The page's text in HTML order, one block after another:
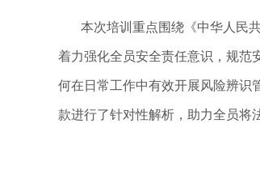
本次培训重点围绕《中华人民
着力强化全员安全责任意识，规范
何在日常工作中有效开展风险辨识
款进行了针对性解析，助力全员将